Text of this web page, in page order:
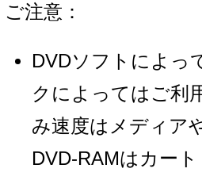
ご注意：
DVDソフトによっ
クによってはご利
み速度はメディア
DVD-RAMはカー